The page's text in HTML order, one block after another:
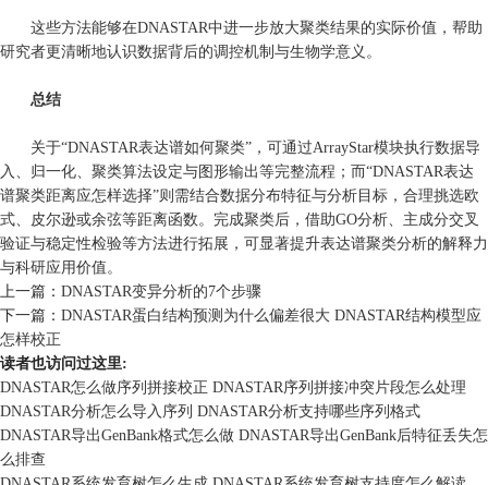
这些方法能够在DNASTAR中进一步放大聚类结果的实际价值，帮助
研究者更清晰地认识数据背后的调控机制与生物学意义。
总结
关于“DNASTAR表达谱如何聚类”，可通过ArrayStar模块执行数据导
入、归一化、聚类算法设定与图形输出等完整流程；而“DNASTAR表达
谱聚类距离应怎样选择”则需结合数据分布特征与分析目标，合理挑选欧
式、皮尔逊或余弦等距离函数。完成聚类后，借助GO分析、主成分交叉
验证与稳定性检验等方法进行拓展，可显著提升表达谱聚类分析的解释力
与科研应用价值。
上一篇： DNASTAR变异分析的7个步骤
下一篇： DNASTAR蛋白结构预测为什么偏差很大 DNASTAR结构模型应
怎样校正
读者也访问过这里:
DNASTAR怎么做序列拼接校正 DNASTAR序列拼接冲突片段怎么处理
DNASTAR分析怎么导入序列 DNASTAR分析支持哪些序列格式
DNASTAR导出GenBank格式怎么做 DNASTAR导出GenBank后特征丢失怎
么排查